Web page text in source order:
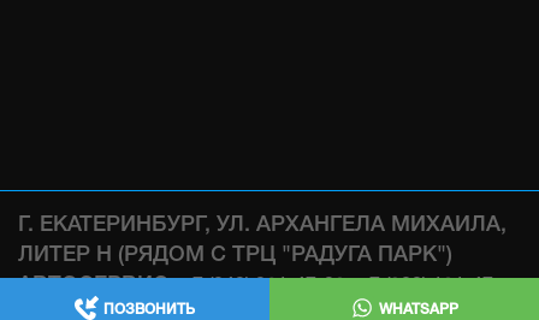
ПОЗВОНИТЬ WHATSAPP
Г. ЕКАТЕРИНБУРГ, УЛ. АРХАНГЕЛА МИХАИЛА,
ЛИТЕР Н (РЯДОМ С ТРЦ "РАДУГА ПАРК")
WHATSAPP